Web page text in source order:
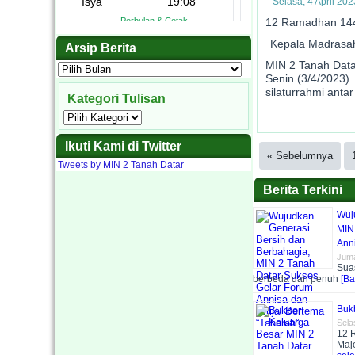
Arsip Berita
Arsip
Berita
Kategori Tulisan
Kategori
Tulisan
Ikuti Kami di Twitter
Tweets by MIN 2 Tanah Datar
Kepala
Penampilan
Kasi Penmad
Bapak camat
Kepala MIN
Kegiatan
Salah
Kegiatan
siswa.
Dalam rangka
Penampilan
12 Ramadhan
Kepala
MIN 2 Tanah
Senin (3/4/
silaturrahmi
« Sebelumnya
Berita Terkini
berbeda dan penuh
12